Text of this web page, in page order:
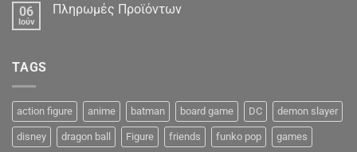
06
Ιούν
Πληρωμές Προϊόντων
TAGS
action figure anime batman board game DC demon slayer
disney dragon ball Figure friends funko pop games